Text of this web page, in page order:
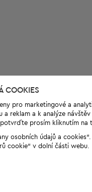
COOKIES
pro marketingové a
reklam a k analýze
prosím kliknutím na
osobních údajů a
cookie“ v dolní části webu.